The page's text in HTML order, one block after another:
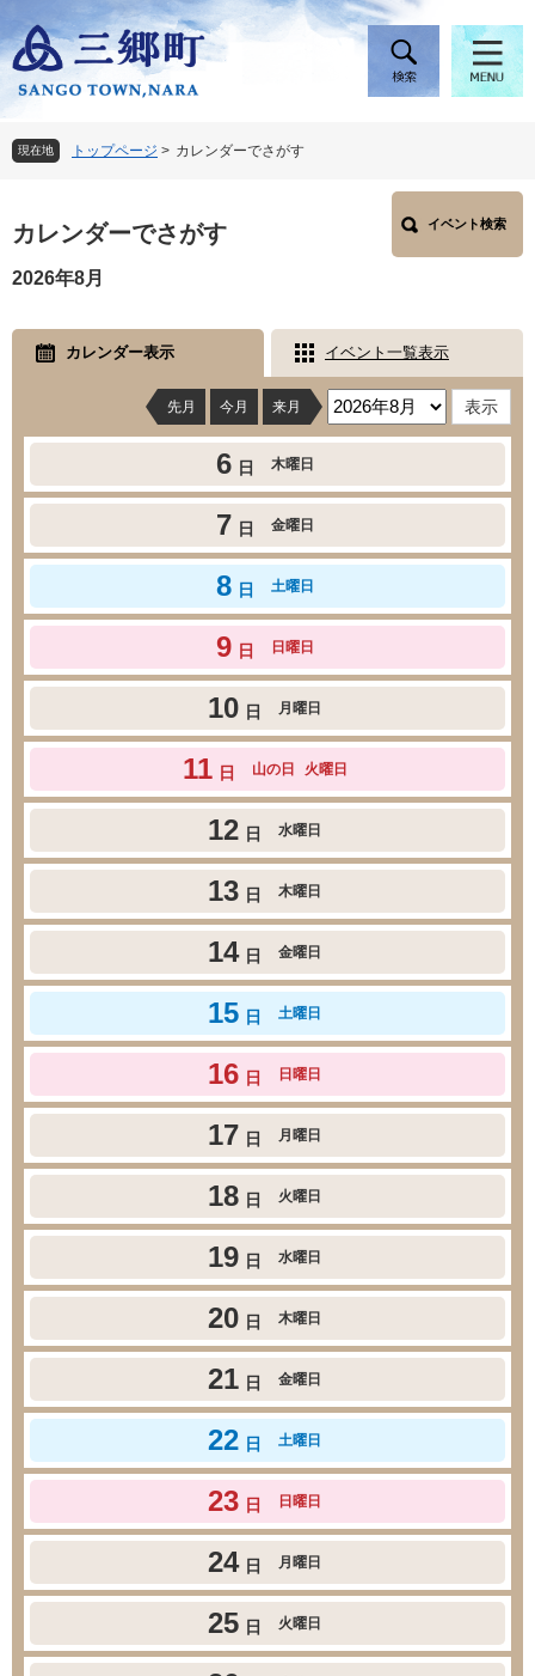
ー
ジ
頭
で
ニ
ュ
飛
ば
本
へ
現在地 トップページ > カレンダーでさがす
文
カレンダーでさがす イベント検索
2026年8月
カレンダー表示 イベント一覧表示
先月 今月 来月
6 日 木曜日
7 日 金曜日
8 日 土曜日
9 日 日曜日
10 日 月曜日
11 日 山の日 火曜日
12 日 水曜日
13 日 木曜日
14 日 金曜日
15 日 土曜日
16 日 日曜日
17 日 月曜日
18 日 火曜日
19 日 水曜日
20 日 木曜日
21 日 金曜日
22 日 土曜日
23 日 日曜日
24 日 月曜日
25 日 火曜日